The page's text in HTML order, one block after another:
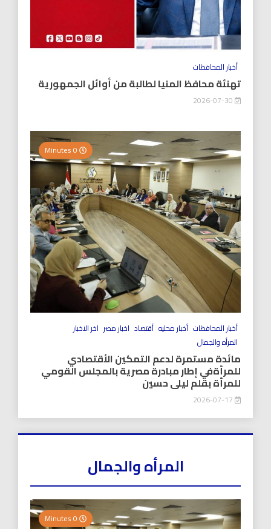
أخبار المحافظات
تهنئة محافظ المنيا لطالبة من أوائل الجمهورية
أخبار المحافظات أخبار محليه أقتصاد اخبار مصر اخر الاخبار
المرأه والجمال
مائدة مستمرة لدعم التمكين الأقتصادي
للمرأةفي إطار مبادرة مصرية بالمجلس القومي
للمرأة بقلم ليلى حسين
المرأه والجمال